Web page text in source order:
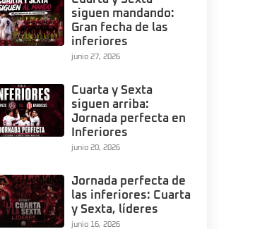
siguen mandando:
Gran fecha de las
inferiores
junio 27, 2026
Cuarta y Sexta
siguen arriba:
Jornada perfecta en
Inferiores
junio 20, 2026
Jornada perfecta de
las inferiores: Cuarta
y Sexta, líderes
junio 16, 2026